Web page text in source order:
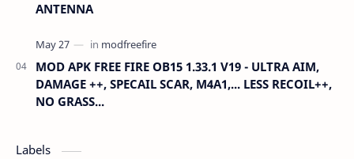
ANTENNA
MOD APK FREE FIRE OB15 1.33.1 V19 - ULTRA AIM,
DAMAGE ++, SPECAIL SCAR, M4A1,... LESS RECOIL++,
NO GRASS...
Labels